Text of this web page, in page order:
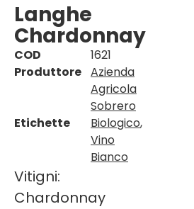
Langhe
Chardonnay
COD
1621
Produttore Azienda
Agricola
Sobrero
Etichette
Biologico,
Vino
Bianco
Vitigni:
Chardonnay